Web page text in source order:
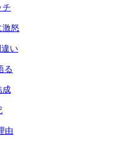
チ
激怒
い
る
成
由